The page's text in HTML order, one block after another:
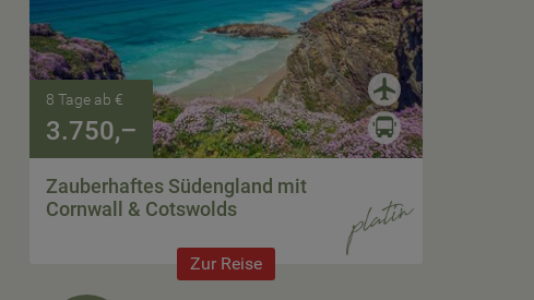
8 Tage ab €
3.750,–
Zauberhaftes Südengland mit
Cornwall & Cotswolds
Zur Reise